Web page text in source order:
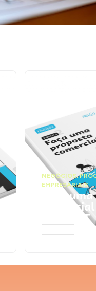
NEGÓCIOS,
EMPRESARIAIS
Faça
ChatGPT